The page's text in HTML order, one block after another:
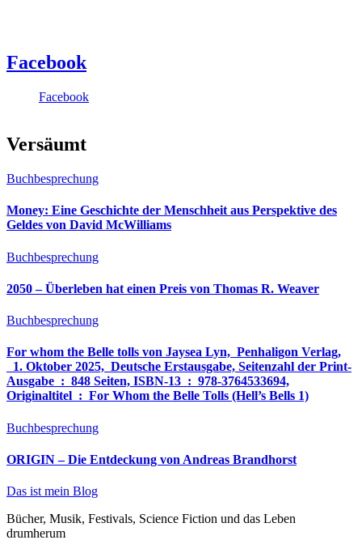
Facebook
Facebook
Versäumt
Buchbesprechung
Money: Eine Geschichte der Menschheit aus Perspektive des
Geldes von David McWilliams
Buchbesprechung
2050 – Überleben hat einen Preis von Thomas R. Weaver
Buchbesprechung
For whom the Belle tolls von Jaysea Lyn, ‎ Penhaligon Verlag,
‎ 1. Oktober 2025, ‎ Deutsche Erstausgabe, Seitenzahl der Print-
Ausgabe ‏ : ‎ 848 Seiten, ISBN-13 ‏ : ‎ 978-3764533694,
Originaltitel ‏ : ‎ For Whom the Belle Tolls (Hell’s Bells 1)
Buchbesprechung
ORIGIN – Die Entdeckung von Andreas Brandhorst
Das ist mein Blog
Bücher, Musik, Festivals, Science Fiction und das Leben
drumherum